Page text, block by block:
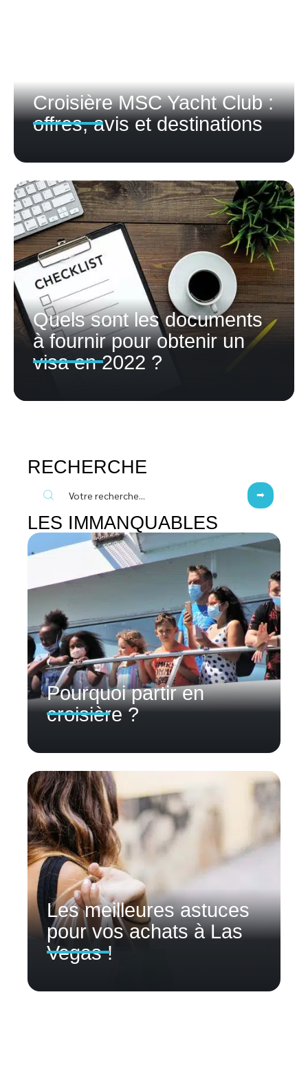
Croisière MSC Yacht Club :
offres, avis et destinations
Quels sont les documents
à fournir pour obtenir un
visa en 2022 ?
RECHERCHE
LES IMMANQUABLES
Pourquoi partir en
croisière ?
Les meilleures astuces
pour vos achats à Las
Vegas !